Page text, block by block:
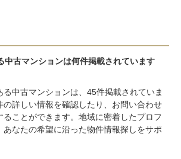
中古マンションは何件掲載されています
る中古マンションは、45件掲載されていま
の詳しい情報を確認したり、お問い合わせ
ることができます。地域に密着したプロフ
あなたの希望に沿った物件情報探しをサポ